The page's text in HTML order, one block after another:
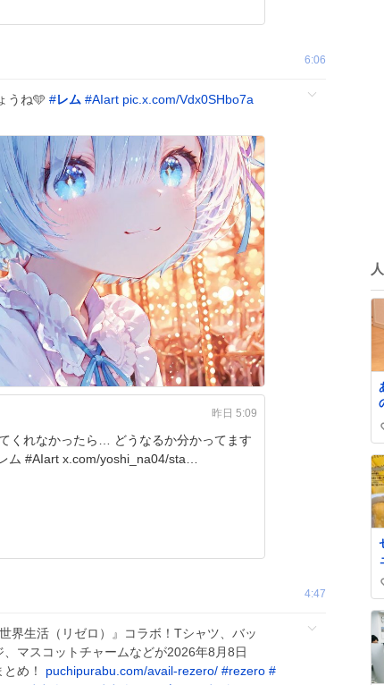
6:06
うね️🩵 #レム #AIart️️️️️️️️️️️️️️️️️️️️️️️️️️️️️️️️️️️️️️️️️️️️️️️️️️️ pic.x.com/Vdx0SHbo7a
昨日 5:09
くれなかったら… どうなるか分かってます
よね？ #レム #AIart️️️️️️️️️️️️️️️️️️️️️️️️️️️️️️️️️️️️️️️️️️️️️️️️️️️ x.com/yoshi_na04/sta…
4:47
界生活（リゼロ）』コラボ！Tシャツ、バッ
マスコットチャームなどが2026年8月8日
め！ puchipurabu.com/avail-rezero/ #rezero #